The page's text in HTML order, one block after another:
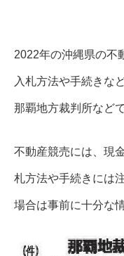
2022年の沖縄県の不
入札方法や手続きな
那覇地方裁判所など
不動産競売には、現
札方法や手続きには
場合は事前に十分な